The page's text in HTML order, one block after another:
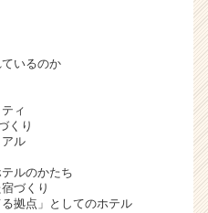
いるのか
ィ
くり
ル
ルのかたち
づくり
拠点」としてのホテル